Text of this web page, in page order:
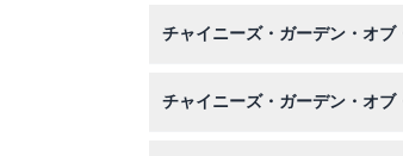
い）。
チャイニーズ・ガーデン・オ
チャイニーズ・ガーデン・オ